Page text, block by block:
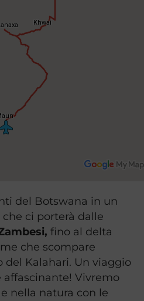
del Botswana in un
ci porterà dalle
fino al delta
che scompare
del Kalahari. Un viaggio
affascinante! Vivremo
nella natura con le